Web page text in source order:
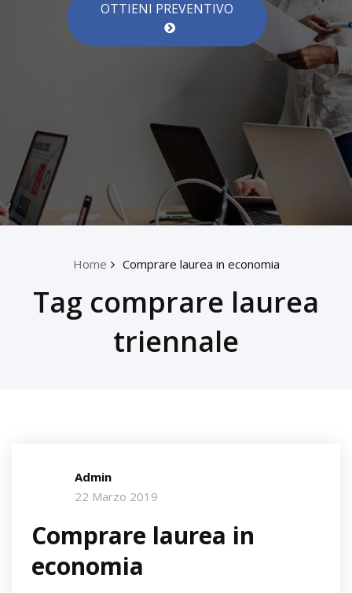
OTTIENI PREVENTIVO
Home Comprare laurea in economia
Tag comprare laurea
triennale
Admin
22 Marzo 2019
Comprare laurea in
economia